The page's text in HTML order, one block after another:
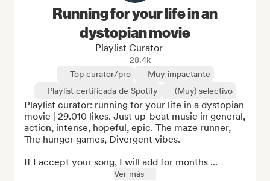
Running for your life in an
dystopian movie
Playlist Curator
28.4k
Top curator/pro
Muy impactante
Playlist certificada de Spotify
(Muy) selectivo
Playlist curator: running for your life in a dystopian
movie | 29.010 likes. Just up-beat music in general,
action, intense, hopeful, epic. The maze runner,
The hunger games, Divergent vibes.
If I accept your song, I will add for months ...
Ver más